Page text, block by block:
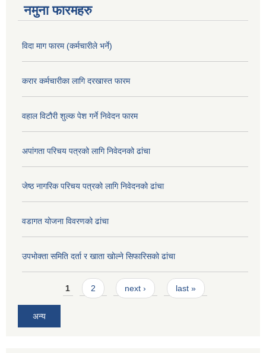
नमुना फारमहरु
विदा माग फारम (कर्मचारीले भर्ने)
करार कर्मचारीका लागि दरखास्त फारम
वहाल विटौरी शुल्क पेश गर्ने निवेदन फारम
अपांगता परिचय पत्रको लागि निवेदनको ढांचा
जेष्ठ नागरिक परिचय पत्रको लागि निवेदनको ढांचा
वडागत योजना विवरणको ढांचा
उपभोक्ता समिति दर्ता र खाता खोल्ने सिफारिसको ढांचा
Pages1 2 next › last »
अन्य